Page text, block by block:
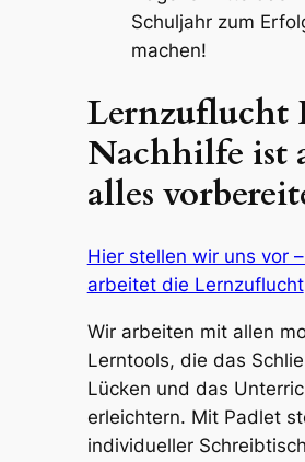
Schuljahr zum
machen!
Lernzuflucht
Nachhilfe ist
alles
Hier stellen wir uns vor
arbeitet die Lernzuflucht
Wir arbeiten mit allen
Lerntools, die das
Lücken und das
erleichtern. Mit Padlet
individueller